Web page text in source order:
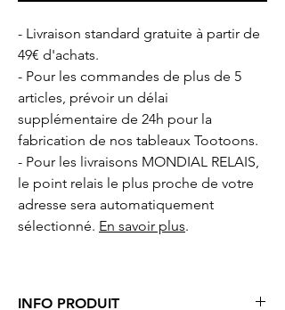
- Livraison standard gratuite à partir de
49€ d'achats.
- Pour les commandes de plus de 5
articles, prévoir un délai
supplémentaire de 24h pour la
fabrication de nos tableaux Tootoons.
- Pour les livraisons MONDIAL RELAIS,
le point relais le plus proche de votre
adresse sera automatiquement
sélectionné. En savoir plus.
INFO PRODUIT